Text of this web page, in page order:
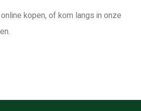
kopen, of kom langs in onze